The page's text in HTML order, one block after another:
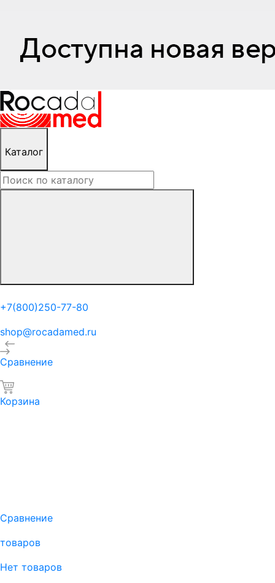
Каталог
+7(800)250-77-80
shop@rocadamed.ru
Сравнение
Корзина
Сравнение
товаров
Нет товаров